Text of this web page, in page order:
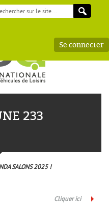
Se connecter
233
SALONS 2025 !
Cliquer ici